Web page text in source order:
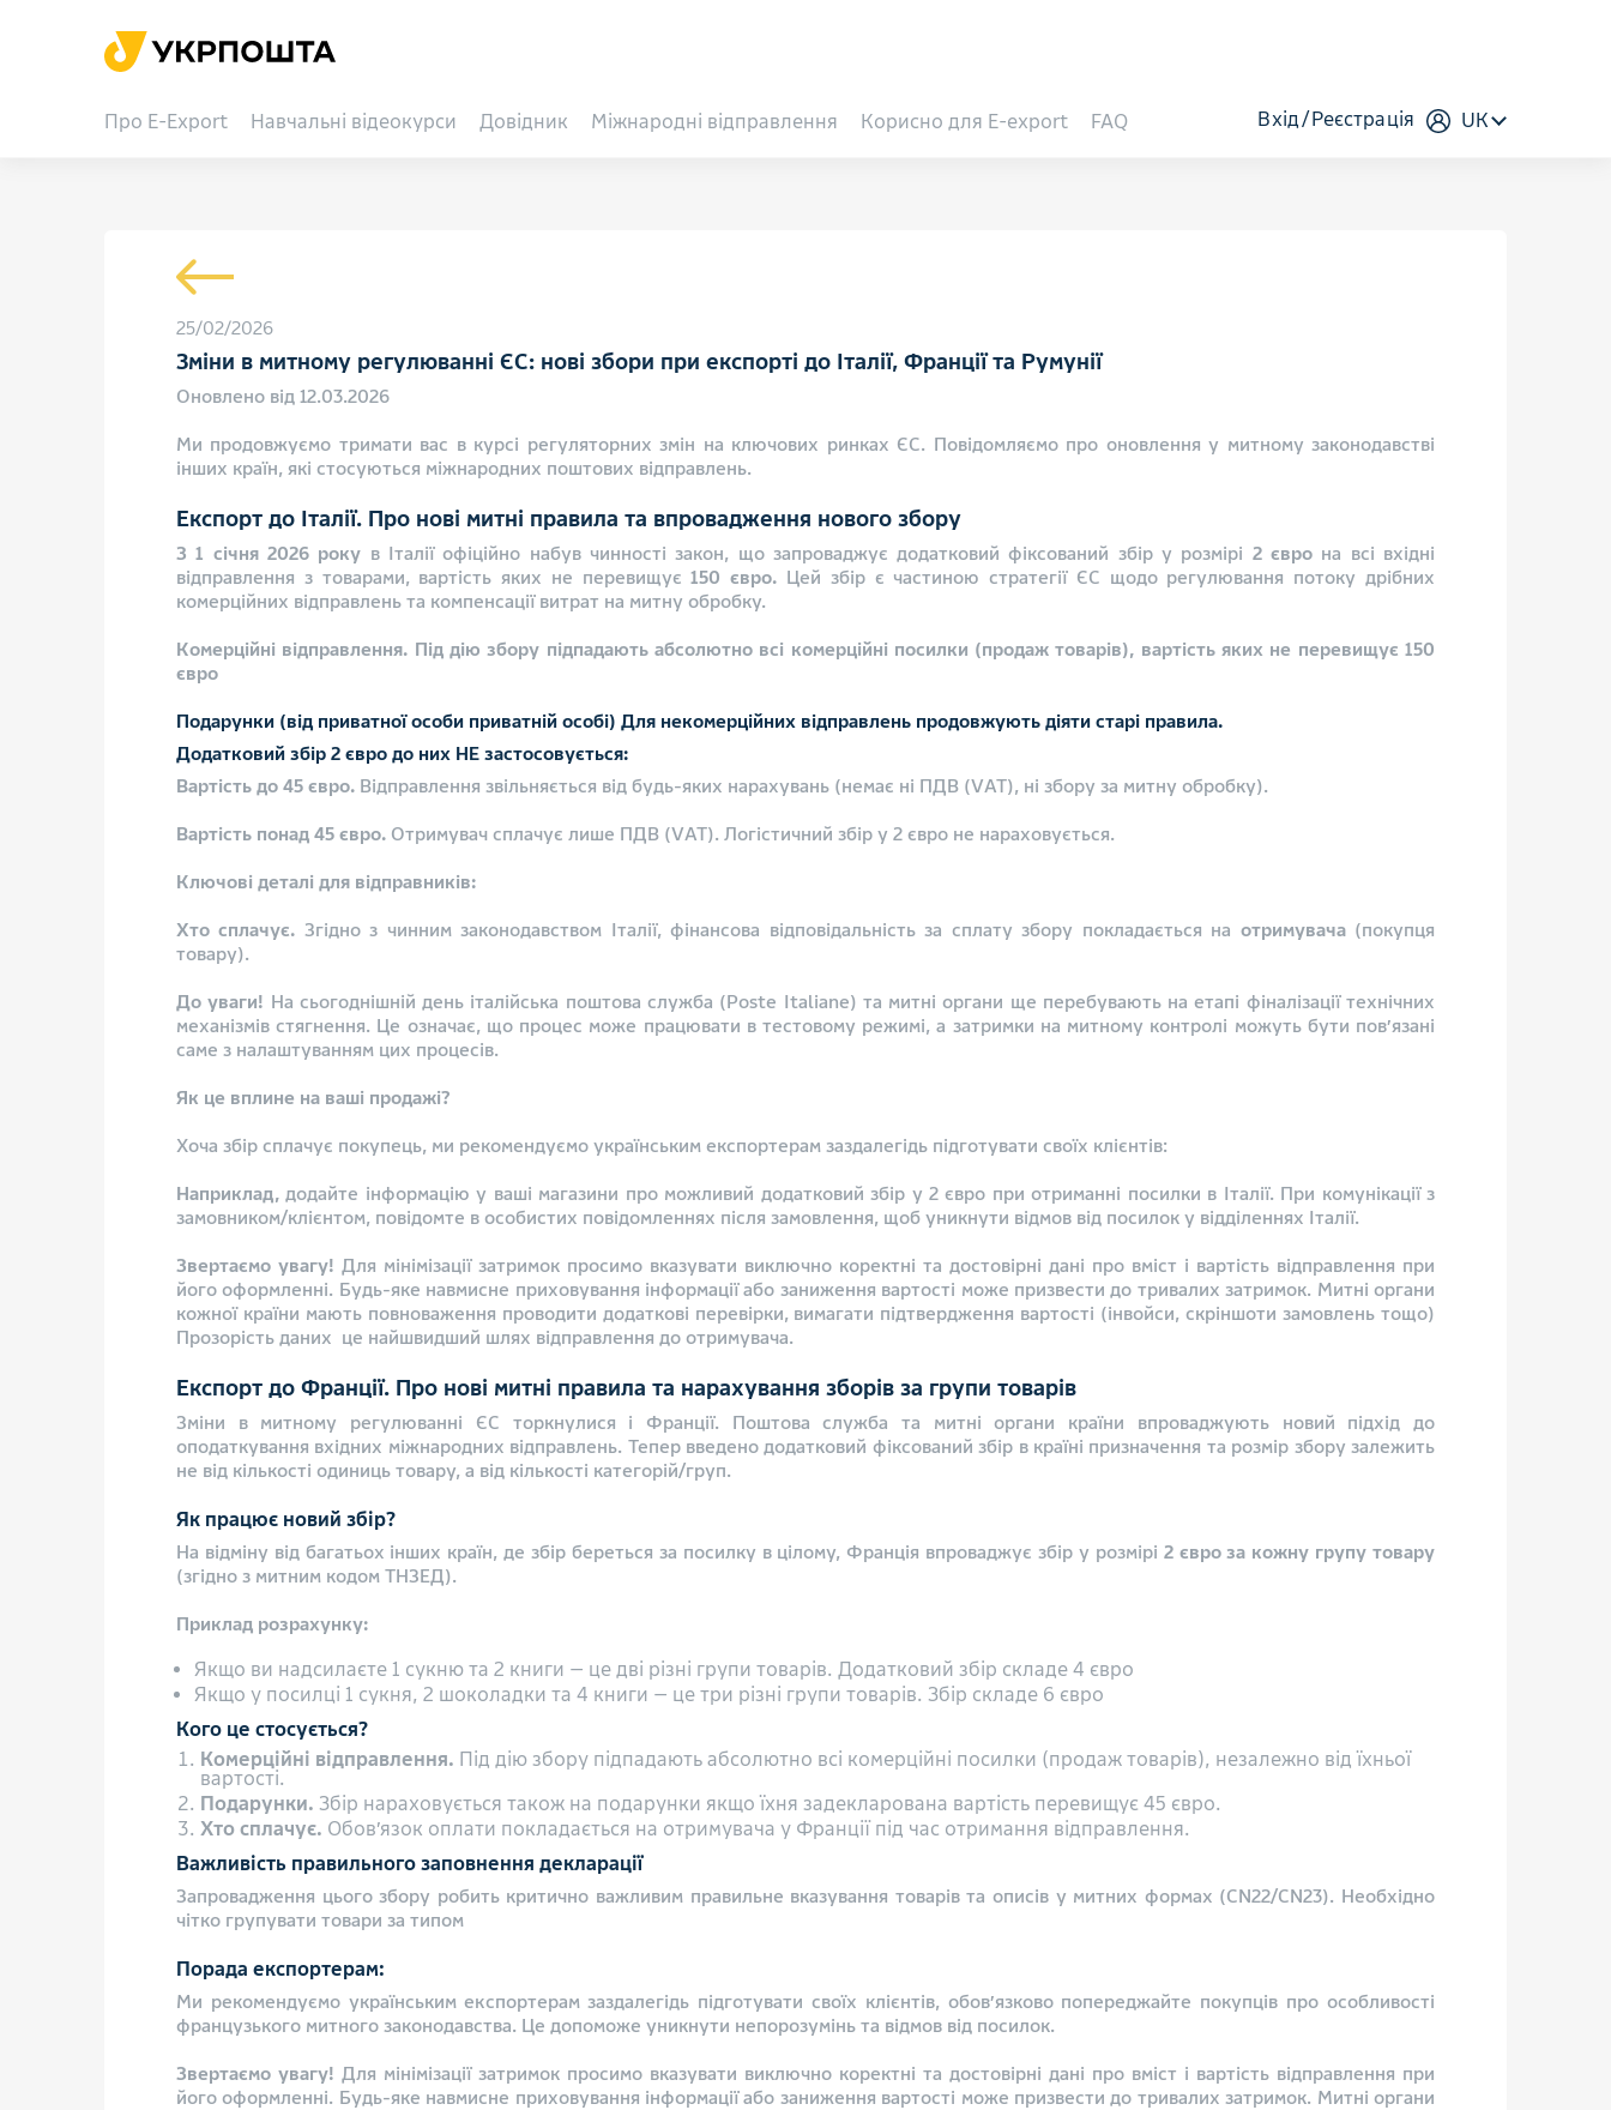
Про E-Export Навчальні відеокурси Довідник Міжнародні відправлення Корисно для E-export FAQ Вхід Реєстрація UK
25/02/2026
Зміни в митному регулюванні ЄС: нові збори при експорті до Італії, Франції та Румунії
Оновлено від 12.03.2026
Ми продовжуємо тримати вас в курсі регуляторних змін на ключових ринках ЄС. Повідомляємо про оновлення у митному законодавстві
інших країн, які стосуються міжнародних поштових відправлень.
Експорт до Італії. Про нові митні правила та впровадження нового збору
З1 січня 2026 року в Італії офіційно набув чинності закон, що запроваджує додатковий фіксований збір у розмірі 2 євро на всі вхідні
відправлення з товарами, вартість яких не перевищує150 євро. Цей збір є частиною стратегії ЄС щодо регулювання потоку дрібних
комерційних відправлень та компенсації витрат на митну обробку.
Комерційні відправлення. Під дію збору підпадають абсолютно всі комерційні посилки (продаж товарів), вартість яких не перевищує 150
євро
Подарунки (від приватної особи приватній особі) Для некомерційних відправлень продовжують діяти старі правила.
Додатковий збір 2 євро до них НЕ застосовується:
Вартість до 45 євро. Відправлення звільняється від будь-яких нарахувань (немає ні ПДВ (VAT), ні збору за митну обробку).
Вартість понад 45 євро. Отримувач сплачує лише ПДВ (VAT). Логістичний збір у 2 євро не нараховується.
Ключові деталі для відправників:
Хто сплачує. Згідно з чинним законодавством Італії, фінансова відповідальність за сплату збору покладається на отримувача(покупця
товару).
До уваги! На сьогоднішній день італійська поштова служба (Poste Italiane) та митні органи ще перебувають на етапі фіналізації технічних
механізмів стягнення. Це означає, що процес може працювати в тестовому режимі, а затримки на митному контролі можуть бути пов’язані
саме з налаштуванням цих процесів.
Як це вплине на ваші продажі?
Хоча збір сплачує покупець, ми рекомендуємо українським експортерам заздалегідь підготувати своїх клієнтів:
Наприклад,додайте інформацію у ваші магазини про можливий додатковий збір у 2 євро при отриманні посилки в Італії. При комунікації з
замовником/клієнтом, повідомте в особистих повідомленнях після замовлення, щоб уникнути відмов від посилок у відділеннях Італії.
Звертаємо увагу! Для мінімізації затримок просимо вказувати виключно коректні та достовірні дані про вміст і вартість відправлення при
його оформленні. Будь-яке навмисне приховування інформації або заниження вартості може призвести до тривалих затримок. Митні органи
кожної країни мають повноваження проводити додаткові перевірки, вимагати підтвердження вартості (інвойси, скріншоти замовлень тощо)
Прозорість даних це найшвидший шлях відправлення до отримувача.
Експорт до Франції. Про нові митні правила та нарахування зборів за групи товарів
Зміни в митному регулюванні ЄС торкнулися і Франції. Поштова служба та митні органи країни впроваджують новий підхід до
оподаткування вхідних міжнародних відправлень. Тепер введено додатковий фіксований збір в країні призначення та розмір збору залежить
не від кількості одиниць товару, а від кількості категорій/груп.
Як працює новий збір?
На відміну від багатьох інших країн, де збір береться за посилку в цілому, Франція впроваджує збір у розмірі 2 євро за кожну групу товару
(згідно з митним кодом ТНЗЕД).
Приклад розрахунку:
Якщо ви надсилаєте 1 сукню та 2 книги — це дві різні групи товарів. Додатковий збір складе 4 євро
Якщо у посилці 1 сукня, 2 шоколадки та 4 книги — це три різні групи товарів. Збір складе 6 євро
Кого це стосується?
Комерційні відправлення. Під дію збору підпадають абсолютно всі комерційні посилки (продаж товарів), незалежно від їхньої
вартості.
Подарунки. Збір нараховується також на подарунки якщо їхня задекларована вартість перевищує 45 євро.
Хто сплачує. Обов’язок оплати покладається на отримувача у Франції під час отримання відправлення.
Важливість правильного заповнення декларації
Запровадження цього збору робить критично важливим правильне вказування товарів та описів у митних формах (CN22/CN23). Необхідно
чітко групувати товари за типом
Порада експортерам:
Ми рекомендуємо українським експортерам заздалегідь підготувати своїх клієнтів, обов’язково попереджайте покупців про особливості
французького митного законодавства. Це допоможе уникнути непорозумінь та відмов від посилок.
Звертаємо увагу! Для мінімізації затримок просимо вказувати виключно коректні та достовірні дані про вміст і вартість відправлення при
його оформленні. Будь-яке навмисне приховування інформації або заниження вартості може призвести до тривалих затримок. Митні органи